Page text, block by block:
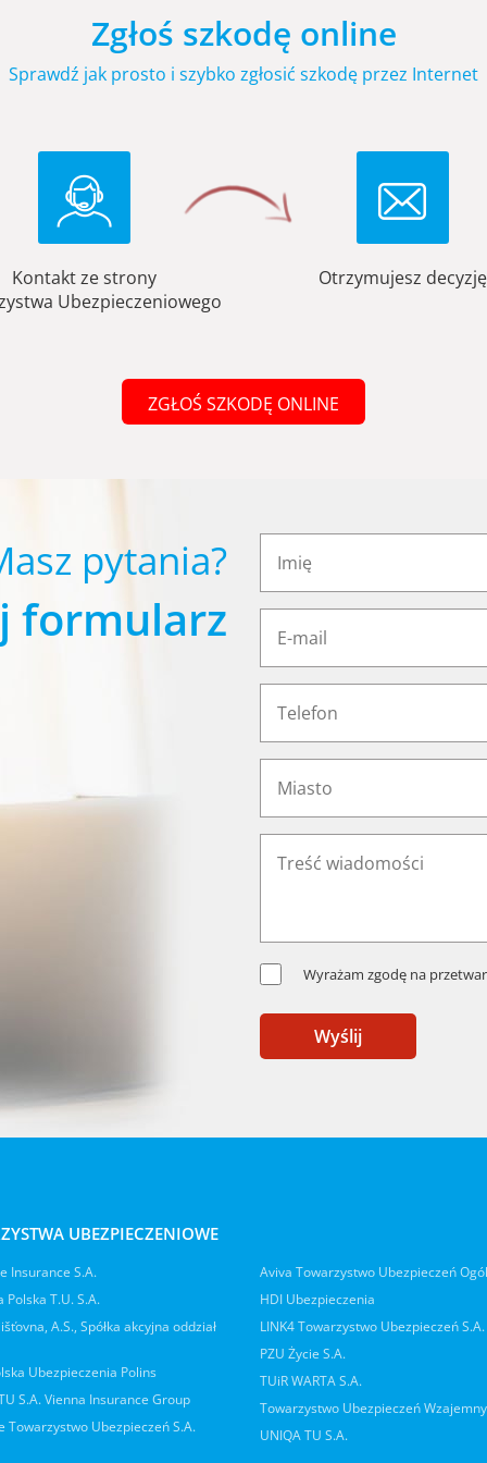
Zgłoś szkodę online
Sprawdź jak prosto i szybko zgłosić szkodę przez Internet
Kontakt ze strony
Ubezpieczeniowego
Otrzymujesz decyzję
ZGŁOŚ SZKODĘ ONLINE
pytania?
formularz
Wyrażam zgodę na
Wyślij
UBEZPIECZENIOWE
Insurance S.A.
Polska T.U. S.A.
A.S., Spółka akcyjna oddział
Ubezpieczenia Polins
S.A. Vienna Insurance Group
Towarzystwo Ubezpieczeń S.A.
Aviva Towarzystwo Ubezpieczeń
HDI Ubezpieczenia
LINK4 Towarzystwo Ubezpieczeń S.A.
PZU Życie S.A.
TUiR WARTA S.A.
Towarzystwo Ubezpieczeń
UNIQA TU S.A.